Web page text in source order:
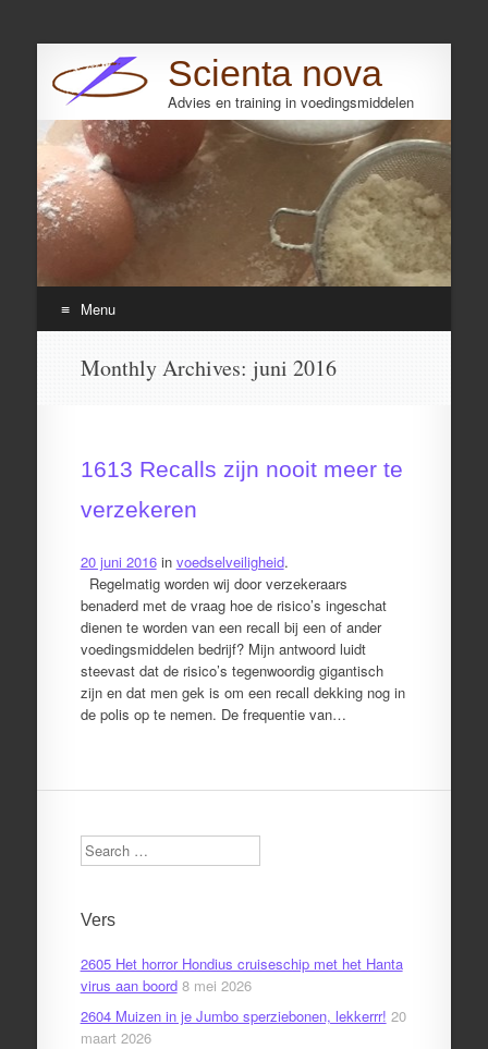
Scienta nova
Advies en training in voedingsmiddelen
Search
Menu
Monthly Archives: juni 2016
1613 Recalls zijn nooit meer te
verzekeren
20 juni 2016in voedselveiligheid.
Regelmatig worden wij door verzekeraars
benaderd met de vraag hoe de risico’s ingeschat
dienen te worden van een recall bij een of ander
voedingsmiddelen bedrijf? Mijn antwoord luidt
steevast dat de risico’s tegenwoordig gigantisch
zijn en dat men gek is om een recall dekking nog in
de polis op te nemen. De frequentie van…
Search
Vers
2605 Het horror Hondius cruiseschip met het Hanta
virus aan boord 8 mei 2026
2604 Muizen in je Jumbo sperziebonen, lekkerrr! 20
maart 2026